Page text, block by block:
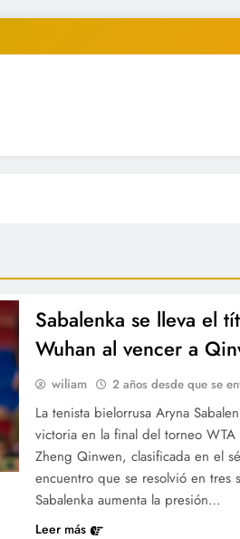
• "Periodico
#deportealdiard
Sabalenka se lleva el
Wuhan al vencer a
wiliam 2 años desde que se
La tenista bielorrusa Aryna
victoria en la final del torneo
Zheng Qinwen, clasificada en el
encuentro que se resolvió en tres
Sabalenka aumenta la presión…
Leer más